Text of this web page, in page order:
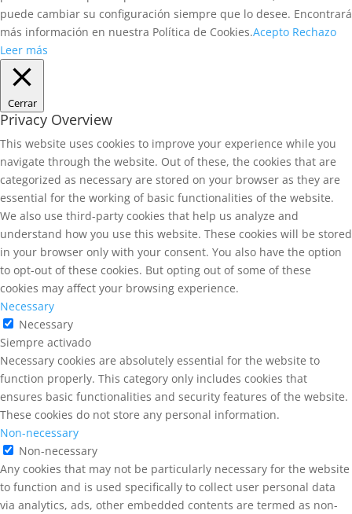
puede cambiar su configuración siempre que lo desee. Encontrará
más información en nuestra Política de Cookies.Acepto Rechazo
Leer más
Cerrar
Privacy Overview
This website uses cookies to improve your experience while you
navigate through the website. Out of these, the cookies that are
categorized as necessary are stored on your browser as they are
essential for the working of basic functionalities of the website.
We also use third-party cookies that help us analyze and
understand how you use this website. These cookies will be stored
in your browser only with your consent. You also have the option
to opt-out of these cookies. But opting out of some of these
cookies may affect your browsing experience.
Necessary
Necessary
Siempre activado
Necessary cookies are absolutely essential for the website to
function properly. This category only includes cookies that
ensures basic functionalities and security features of the website.
These cookies do not store any personal information.
Non-necessary
Non-necessary
Any cookies that may not be particularly necessary for the website
to function and is used specifically to collect user personal data
via analytics, ads, other embedded contents are termed as non-